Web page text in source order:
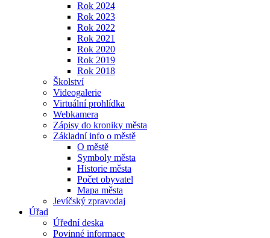
Rok 2024
Rok 2023
Rok 2022
Rok 2021
Rok 2020
Rok 2019
Rok 2018
Školství
Videogalerie
Virtuální prohlídka
Webkamera
Zápisy do kroniky města
Základní info o městě
O městě
Symboly města
Historie města
Počet obyvatel
Mapa města
Jevíčský zpravodaj
Úřad
Úřední deska
Povinné informace